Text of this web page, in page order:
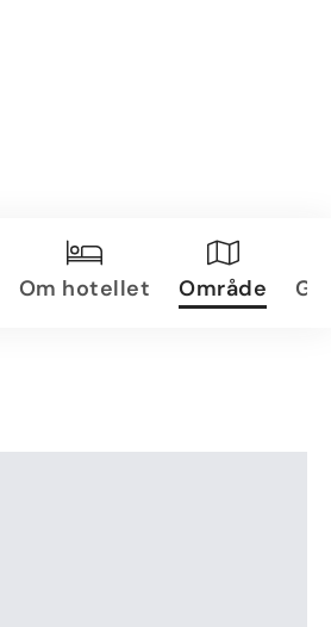
Om hotellet Område